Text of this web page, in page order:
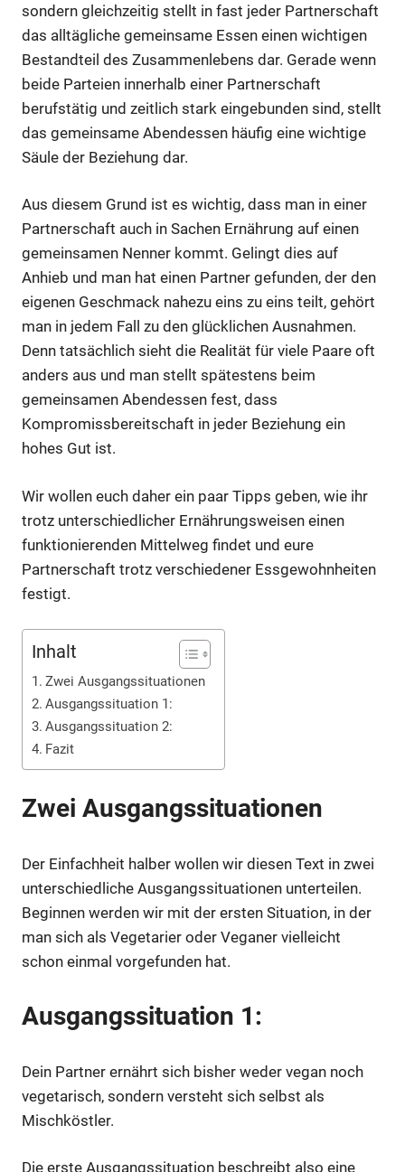
sondern gleichzeitig stellt in fast jeder Partnerschaft
das alltägliche gemeinsame Essen einen wichtigen
Bestandteil des Zusammenlebens dar. Gerade wenn
beide Parteien innerhalb einer Partnerschaft
berufstätig und zeitlich stark eingebunden sind, stellt
das gemeinsame Abendessen häufig eine wichtige
Säule der Beziehung dar.
Aus diesem Grund ist es wichtig, dass man in einer
Partnerschaft auch in Sachen Ernährung auf einen
gemeinsamen Nenner kommt. Gelingt dies auf
Anhieb und man hat einen Partner gefunden, der den
eigenen Geschmack nahezu eins zu eins teilt, gehört
man in jedem Fall zu den glücklichen Ausnahmen.
Denn tatsächlich sieht die Realität für viele Paare oft
anders aus und man stellt spätestens beim
gemeinsamen Abendessen fest, dass
Kompromissbereitschaft in jeder Beziehung ein
hohes Gut ist.
Wir wollen euch daher ein paar Tipps geben, wie ihr
trotz unterschiedlicher Ernährungsweisen einen
funktionierenden Mittelweg findet und eure
Partnerschaft trotz verschiedener Essgewohnheiten
festigt.
Inhalt
Zwei Ausgangssituationen
Ausgangssituation 1:
Ausgangssituation 2:
Fazit
Zwei Ausgangssituationen
Der Einfachheit halber wollen wir diesen Text in zwei
unterschiedliche Ausgangssituationen unterteilen.
Beginnen werden wir mit der ersten Situation, in der
man sich als Vegetarier oder Veganer vielleicht
schon einmal vorgefunden hat.
Ausgangssituation 1:
Dein Partner ernährt sich bisher weder vegan noch
vegetarisch, sondern versteht sich selbst als
Mischköstler.
Die erste Ausgangssituation beschreibt also eine